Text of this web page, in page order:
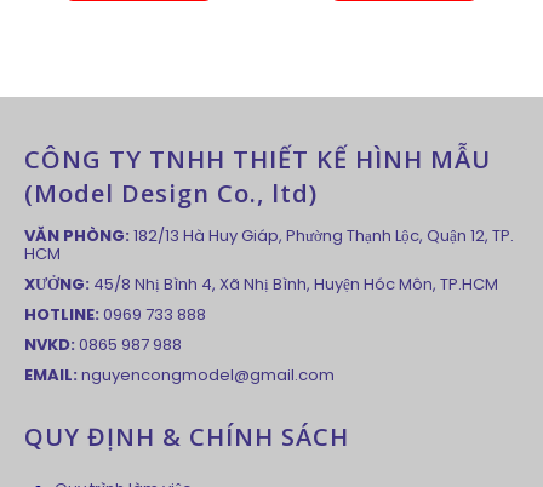
CÔNG TY TNHH THIẾT KẾ HÌNH MẪU
(Model Design Co., ltd)
VĂN PHÒNG: 182/13 Hà Huy Giáp, Phường Thạnh Lộc, Quận 12, TP.
HCM
XƯỞNG: 45/8 Nhị Bình 4, Xã Nhị Bình, Huyện Hóc Môn, TP.HCM
HOTLINE: 0969 733 888
NVKD: 0865 987 988
EMAIL: nguyencongmodel@gmail.com
QUY ĐỊNH & CHÍNH SÁCH